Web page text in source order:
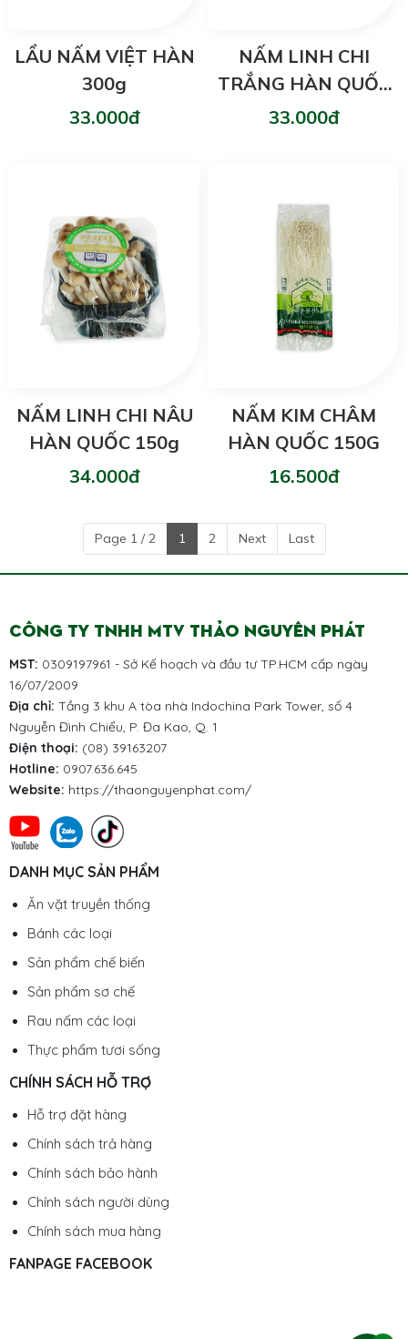
LẨU NẤM VIỆT HÀN
300g
33.000đ
NẤM LINH CHI
TRẮNG HÀN QUỐC
150g
33.000đ
NẤM LINH CHI NÂU
HÀN QUỐC 150g
34.000đ
NẤM KIM CHÂM
HÀN QUỐC 150G
16.500đ
Page 1 / 2 1 2 Next Last
CÔNG TY TNHH MTV THẢO NGUYÊN PHÁT
MST: 0309197961 - Sở Kế hoạch và đầu tư TP.HCM cấp ngày
16/07/2009
Địa chỉ: Tầng 3 khu A tòa nhà Indochina Park Tower, số 4
Nguyễn Đình Chiểu, P. Đa Kao, Q. 1
Điện thoại: (08) 39163207
Hotline: 0907.636.645
Website: https://thaonguyenphat.com/
DANH MỤC SẢN PHẨM
Ăn vặt truyền thống
Bánh các loại
Sản phẩm chế biến
Sản phẩm sơ chế
Rau nấm các loại
Thực phẩm tươi sống
CHÍNH SÁCH HỖ TRỢ
Hỗ trợ đặt hàng
Chính sách trả hàng
Chính sách bảo hành
Chính sách người dùng
Chính sách mua hàng
FANPAGE FACEBOOK